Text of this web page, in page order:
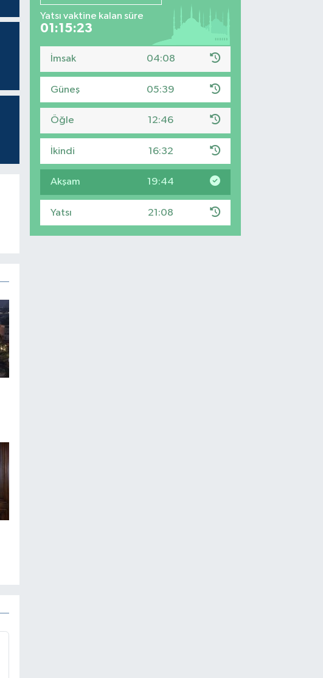
Yatsı vaktine kalan süre
01:15:22
İmsak 04:08
Güneş 05:39
Öğle 12:46
İkindi 16:32
Akşam 19:44
Yatsı 21:08